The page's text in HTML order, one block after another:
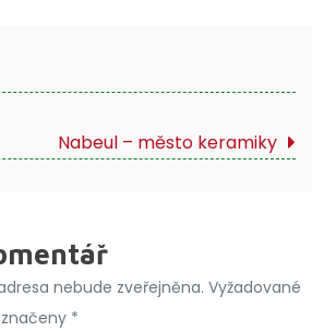
Nabeul – město keramiky
nebude zveřejněna. Vyžadované
*